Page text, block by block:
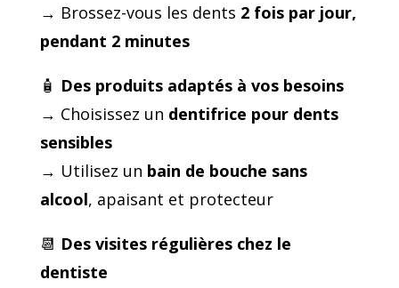
→ Brossez-vous les dents 2 fois par jour,
pendant 2 minutes
🧴 Des produits adaptés à vos besoins
→ Choisissez un dentifrice pour dents
sensibles
→ Utilisez un bain de bouche sans
alcool, apaisant et protecteur
📆 Des visites régulières chez le
dentiste